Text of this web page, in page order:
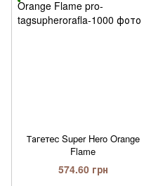
Тагетес Super Hero Orange
Flame
574.60 грн